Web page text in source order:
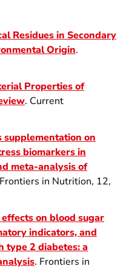
Residues in Secondary
Origin.
Properties of
. Current
supplementation on
biomarkers in
meta-analysis of
in Nutrition, 12,
on blood sugar
indicators, and
type 2 diabetes: a
. Frontiers in